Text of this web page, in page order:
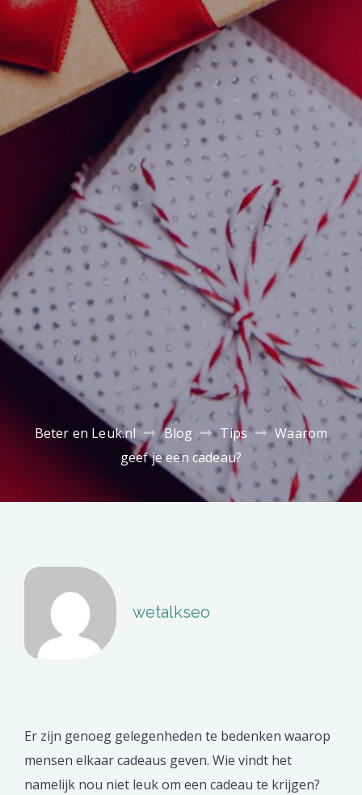
Beter en Leuk.nl Blog Tips
Waarom
geef je een cadeau?
wetalkseo
Er zijn genoeg gelegenheden te bedenken waarop
mensen elkaar cadeaus geven. Wie vindt het
namelijk nou niet leuk om een cadeau te krijgen?